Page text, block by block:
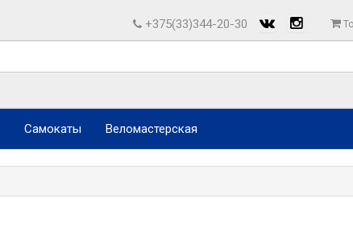
+375(33)344-20-30
Самокаты Веломастерская